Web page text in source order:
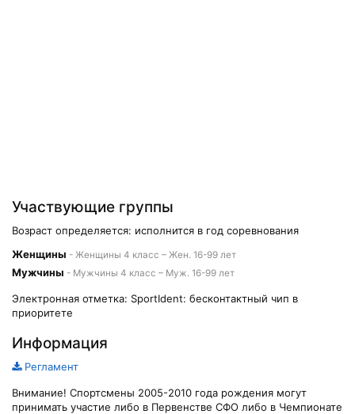
Участвующие группы
Возраст определяется: исполнится в год соревнования
Женщины - Женщины 4 класс – Жен. 16-99 лет
Мужчины - Мужчины 4 класс – Муж. 16-99 лет
Электронная отметка: SportIdent: бесконтактный чип в
приоритете
Информация
Регламент
Внимание! Спортсмены 2005-2010 года рождения могут
принимать участие либо в Первенстве СФО либо в Чемпионате